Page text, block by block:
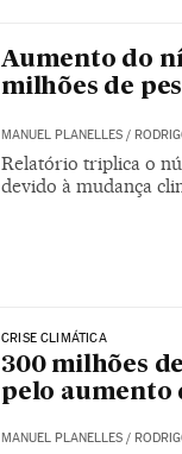
Aumento do
milhões de
MANUEL PLANELLES/
Relatório triplica o
devido à mudança
CRISE CLIMÁTICA
300 milhões
pelo aumento
MANUEL PLANELLES/